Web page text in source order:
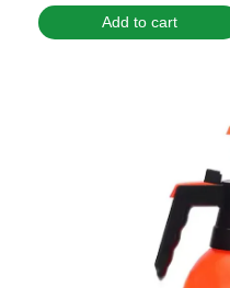
Add to cart